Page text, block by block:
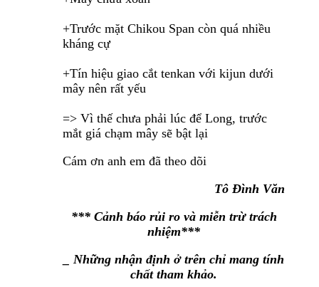
+Trước mặt Chikou Span còn quá nhiều
kháng cự
+Tín hiệu giao cắt tenkan với kijun dưới
mây nên rất yếu
=> Vì thế chưa phải lúc để Long, trước
mắt giá chạm mây sẽ bật lại
Cám ơn anh em đã theo dõi
Tô Đình Văn
*** Cảnh báo rủi ro và miễn trừ trách
nhiệm***
_ Những nhận định ở trên chỉ mang tính
chất tham khảo.